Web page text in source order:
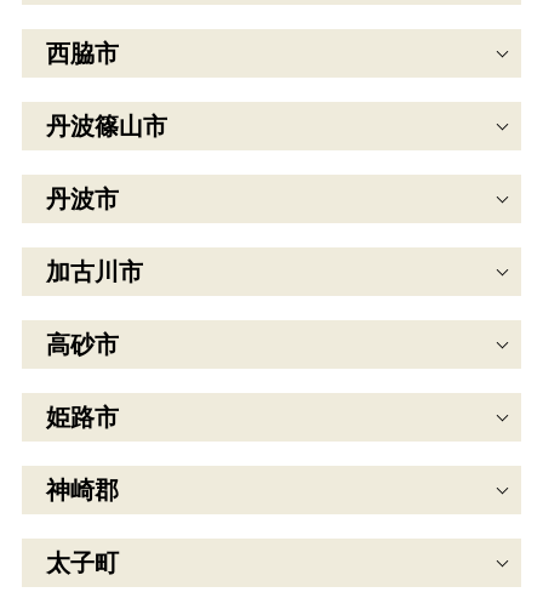
西脇市
丹波篠山市
丹波市
加古川市
高砂市
姫路市
神崎郡
太子町